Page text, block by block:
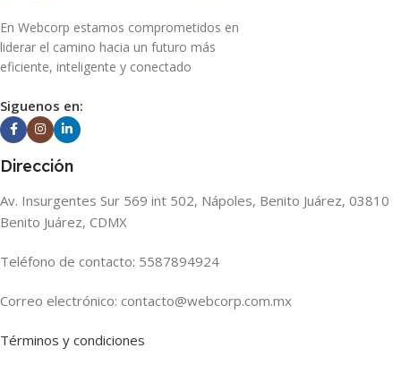
En Webcorp estamos comprometidos en
liderar el camino hacia un futuro más
eficiente, inteligente y conectado
Siguenos en:
Dirección
Av. Insurgentes Sur 569 int 502, Nápoles, Benito Juárez, 03810
Benito Juárez, CDMX
Teléfono de contacto: 5587894924
Correo electrónico: contacto@webcorp.com.mx
Términos y condiciones